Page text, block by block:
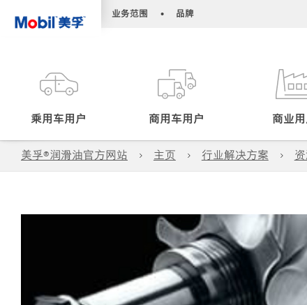
业务范围 • 品牌
乘用车用户 商用车用户 商业用
美孚®润滑油官方网站 主页 行业解决方案